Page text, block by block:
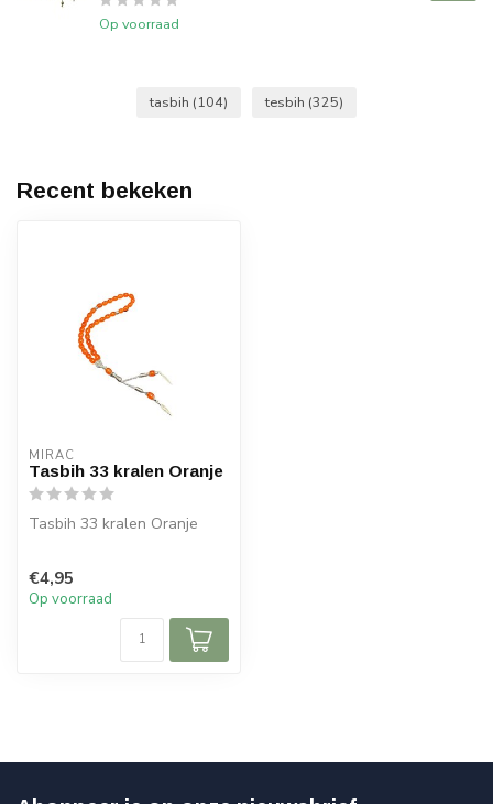
Op voorraad
tasbih (104) tesbih (325)
Recent bekeken
MIRAC
Tasbih 33 kralen Oranje
Tasbih 33 kralen Oranje
€4,95
Op voorraad